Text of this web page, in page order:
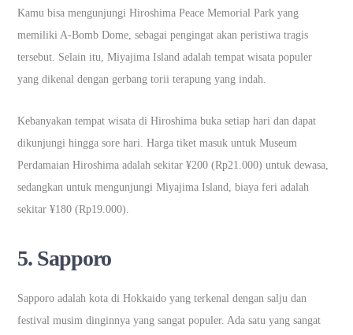
Kamu bisa mengunjungi Hiroshima Peace Memorial Park yang
memiliki A-Bomb Dome, sebagai pengingat akan peristiwa tragis
tersebut. Selain itu, Miyajima Island adalah tempat wisata populer
yang dikenal dengan gerbang torii terapung yang indah.
Kebanyakan tempat wisata di Hiroshima buka setiap hari dan dapat
dikunjungi hingga sore hari. Harga tiket masuk untuk Museum
Perdamaian Hiroshima adalah sekitar ¥200 (Rp21.000) untuk dewasa,
sedangkan untuk mengunjungi Miyajima Island, biaya feri adalah
sekitar ¥180 (Rp19.000).
5. Sapporo
Sapporo adalah kota di Hokkaido yang terkenal dengan salju dan
festival musim dinginnya yang sangat populer. Ada satu yang sangat